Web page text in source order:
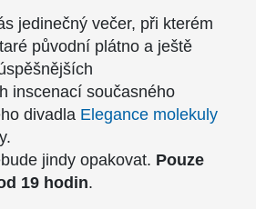
jedinečný večer, při kterém
původní plátno a ještě
inscenací současného
divadla Elegance molekuly
jindy opakovat. Pouze
19 hodin.